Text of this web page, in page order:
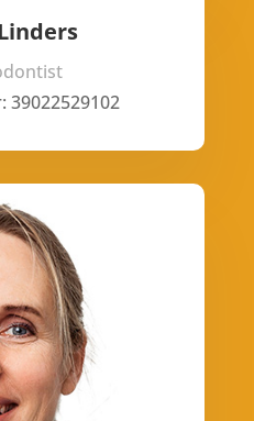
39022529102